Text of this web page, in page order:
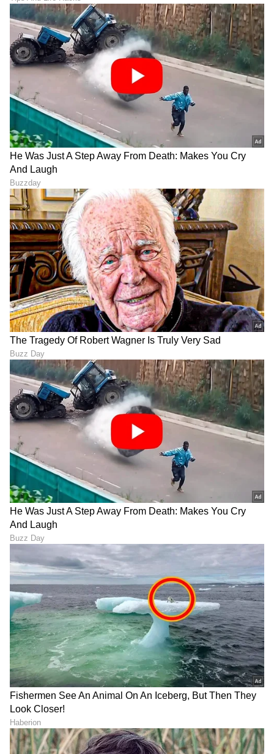
"ರಾಜಕೀಯ ಬೇಡ, ಸಿನಿಮಾನೇ ಪ್ರಾಣ":
ಕನಕೋತ್ಸವದಲ್ಲಿ ರಿಷಬ್ ಶೆಟ್ಟಿ | Rishab
Shetty speech | Suvarna News
ಶೇ.50 ರಿಂದ ಶೇ.18 ಕ್ಕೆ TAX ಇಳಿಕೆ: ಮೋದಿ-
ಟ್ರಂಪ್ ಐತಿಹಾಸಿಕ ಒಪ್ಪಂದ | India US
Trade Deal | Party Rounds